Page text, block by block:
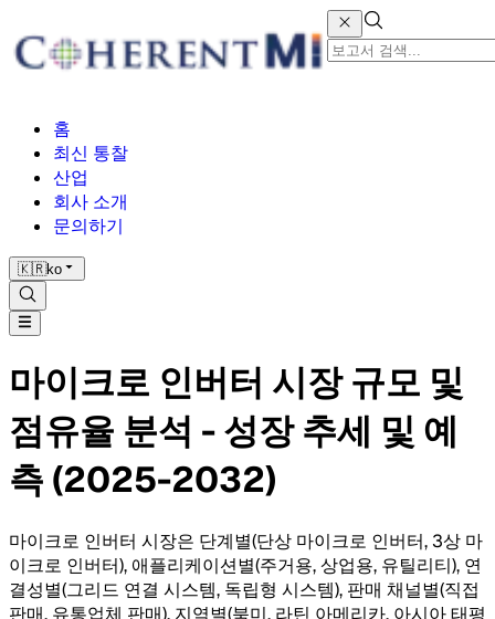
홈
최신 통찰
산업
회사 소개
문의하기
🇰🇷ko
마이크로 인버터 시장 규모 및
점유율 분석 - 성장 추세 및 예
측 (2025-2032)
마이크로 인버터 시장은 단계별(단상 마이크로 인버터, 3상 마
이크로 인버터), 애플리케이션별(주거용, 상업용, 유틸리티), 연
결성별(그리드 연결 시스템, 독립형 시스템), 판매 채널별(직접
판매, 유통업체 판매), 지역별(북미, 라틴 아메리카, 아시아 태평